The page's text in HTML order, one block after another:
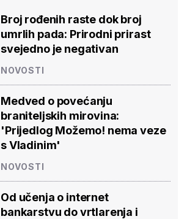
Broj rođenih raste dok broj
umrlih pada: Prirodni prirast
svejedno je negativan
NOVOSTI
Medved o povećanju
braniteljskih mirovina:
'Prijedlog Možemo! nema veze
s Vladinim'
NOVOSTI
Od učenja o internet
bankarstvu do vrtlarenja i